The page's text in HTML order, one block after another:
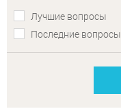
Лучшие вопросы
Последние вопросы